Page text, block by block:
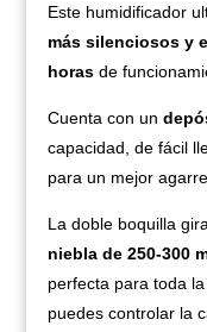
Este humidificador
más silenciosos y
horas de
Cuenta con un
capacidad, de fácil
para un mejor agarre.
La doble boquilla
niebla de 250-300
perfecta para toda
puedes controlar la